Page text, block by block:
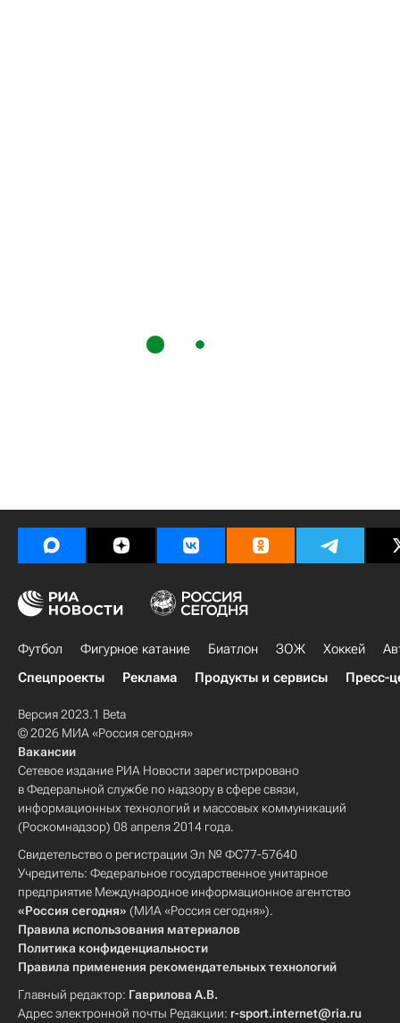
Футбол Фигурное катание Биатлон ЗОЖ Хоккей
Спецпроекты
Реклама Продукты и сервисы Пресс-
Версия 2023.1 Beta
© 2026 МИА «Россия сегодня»
Вакансии
Сетевое издание РИА Новости зарегистрировано
в Федеральной службе по надзору в сфере связи,
информационных технологий и массовых коммуникаций
(Роскомнадзор) 08 апреля 2014 года.
Свидетельство о регистрации Эл № ФС77-57640
Учредитель: Федеральное государственное унитарное
предприятие Международное информационное агентство
«Россия сегодня» (МИА «Россия сегодня»).
Правила использования материалов
Политика конфиденциальности
Правила применения рекомендательных технологий
Главный редактор: Гаврилова А.В.
Адрес электронной почты Редакции: r-sport.internet@ria.ru